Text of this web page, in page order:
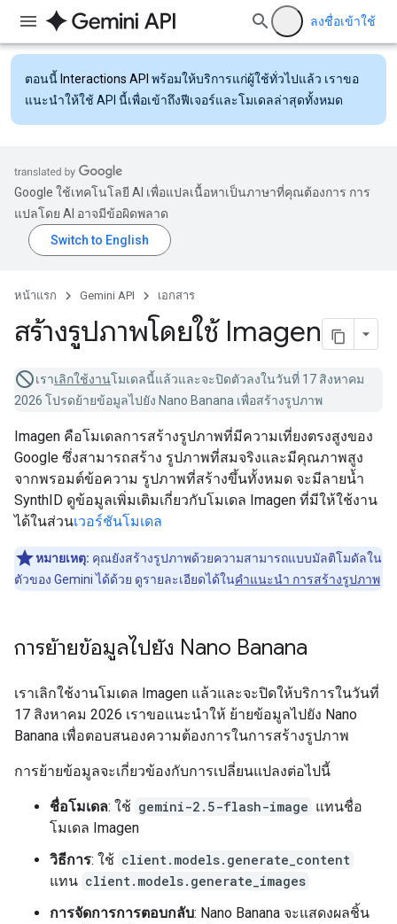
ลงชื่อเข้าใช้
ตอนนี้ Interactions API พร้อมให้บริการแก่ผู้ใช้ทั่วไปแล้ว เราขอ
แนะนำให้ใช้ API นี้เพื่อเข้าถึงฟีเจอร์และโมเดลล่าสุดทั้งหมด
Google ใช้เทคโนโลยี AI เพื่อแปลเนื้อหาเป็นภาษาที่คุณต้องการ การ
แปลโดย AI อาจมีข้อผิดพลาด
หน้าแรก Gemini API เอกสาร
สร้างรูปภาพโดยใช้ Imagen
เราเลิกใช้งานโมเดลนี้แล้วและจะปิดตัวลงในวันที่ 17 สิงหาคม
2026 โปรดย้ายข้อมูลไปยัง Nano Banana เพื่อสร้างรูปภาพ
Imagen คือโมเดลการสร้างรูปภาพที่มีความเที่ยงตรงสูงของ
Google ซึ่งสามารถสร้าง รูปภาพที่สมจริงและมีคุณภาพสูง
จากพรอมต์ข้อความ รูปภาพที่สร้างขึ้นทั้งหมด จะมีลายน้ำ
SynthID ดูข้อมูลเพิ่มเติมเกี่ยวกับโมเดล Imagen ที่มีให้ใช้งาน
ได้ในส่วนเวอร์ชันโมเดล
หมายเหตุ: คุณยังสร้างรูปภาพด้วยความสามารถแบบมัลติโมดัลใน
ตัวของ Gemini ได้ด้วย ดูรายละเอียดได้ในคำแนะนำ การสร้างรูปภาพ
การย้ายข้อมูลไปยัง Nano Banana
เราเลิกใช้งานโมเดล Imagen แล้วและจะปิดให้บริการในวันที่
17 สิงหาคม 2026 เราขอแนะนำให้ ย้ายข้อมูลไปยัง Nano
Banana เพื่อตอบสนองความต้องการในการสร้างรูปภาพ
การย้ายข้อมูลจะเกี่ยวข้องกับการเปลี่ยนแปลงต่อไปนี้
ชื่อโมเดล: ใช้ gemini-2.5-flash-image แทนชื่อ
โมเดล Imagen
วิธีการ: ใช้ client.models.generate_content
แทน client.models.generate_images
การจัดการการตอบกลับ: Nano Banana จะแสดงผลชิ้น